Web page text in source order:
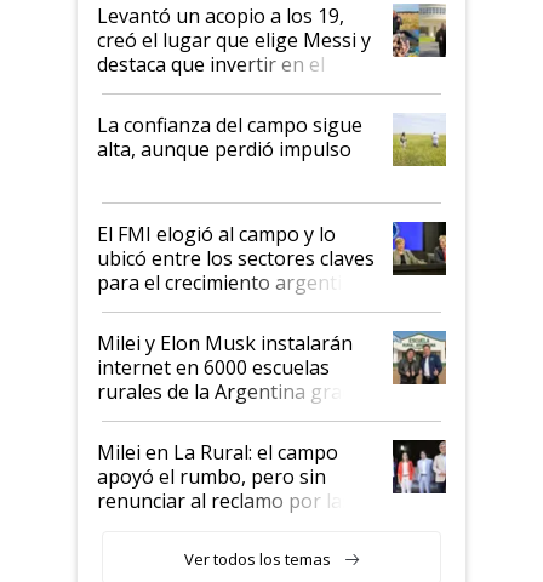
Levantó un acopio a los 19,
creó el lugar que elige Messi y
destaca que invertir en el
kirchnerismo era como "darle
plata a un hijo para droga":
Juan Félix Rossetti, el libertario
que de una dura crisis salió
de Milei
La confianza del campo sigue
alta, aunque perdió impulso
El FMI elogió al campo y lo
ubicó entre los sectores claves
para el crecimiento argentino
Milei y Elon Musk instalarán
internet en 6000 escuelas
rurales de la Argentina gracias
a un acuerdo con Starlink
Milei en La Rural: el campo
apoyó el rumbo, pero sin
renunciar al reclamo por las
Ver todos los temas